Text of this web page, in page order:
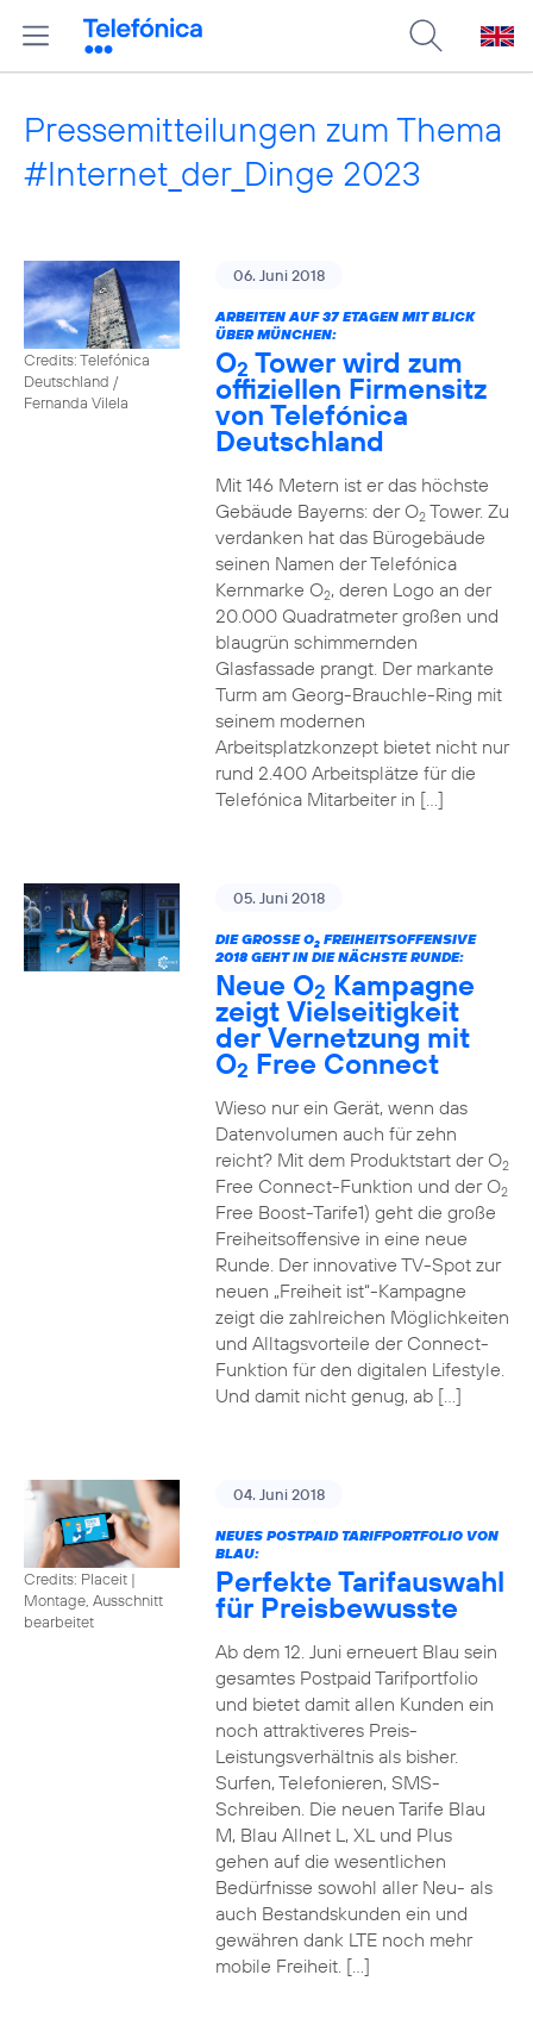
Pressemitteilungen zum Thema
#Internet_der_Dinge 2023
Credits: Telefónica
Deutschland /
Fernanda Vilela
06. Juni 2018
ARBEITEN AUF 37 ETAGEN MIT BLICK
ÜBER MÜNCHEN:
O2 Tower wird zum
offiziellen Firmensitz
von Telefónica
Deutschland
Mit 146 Metern ist er das höchste
Gebäude Bayerns: der O2Tower. Zu
verdanken hat das Bürogebäude
seinen Namen der Telefónica
Kernmarke O2, deren Logo an der
20.000 Quadratmeter großen und
blaugrün schimmernden
Glasfassade prangt. Der markante
Turm am Georg-Brauchle-Ring mit
seinem modernen
Arbeitsplatzkonzept bietet nicht nur
rund 2.400 Arbeitsplätze für die
Telefónica Mitarbeiter in […]
05. Juni 2018
DIE GROSSE O 2FREIHEITSOFFENSIVE
2018 GEHT IN DIE NÄCHSTE RUNDE:
Neue O2 Kampagne
zeigt Vielseitigkeit
der Vernetzung mit
O2 Free Connect
Wieso nur ein Gerät, wenn das
Datenvolumen auch für zehn
reicht? Mit dem Produktstart der O2
Free Connect-Funktion und der O2
Free Boost-Tarife1) geht die große
Freiheitsoffensive in eine neue
Runde. Der innovative TV-Spot zur
neuen „Freiheit ist“-Kampagne
zeigt die zahlreichen Möglichkeiten
und Alltagsvorteile der Connect-
Funktion für den digitalen Lifestyle.
Und damit nicht genug, ab […]
Credits: Placeit |
Montage, Ausschnitt
bearbeitet
04. Juni 2018
NEUES POSTPAID TARIFPORTFOLIO VON
BLAU:
Perfekte Tarifauswahl
für Preisbewusste
Ab dem 12. Juni erneuert Blau sein
gesamtes Postpaid Tarifportfolio
und bietet damit allen Kunden ein
noch attraktiveres Preis-
Leistungsverhältnis als bisher.
Surfen, Telefonieren, SMS-
Schreiben. Die neuen Tarife Blau
M, Blau Allnet L, XL und Plus
gehen auf die wesentlichen
Bedürfnisse sowohl aller Neu- als
auch Bestandskunden ein und
gewähren dank LTE noch mehr
mobile Freiheit. […]